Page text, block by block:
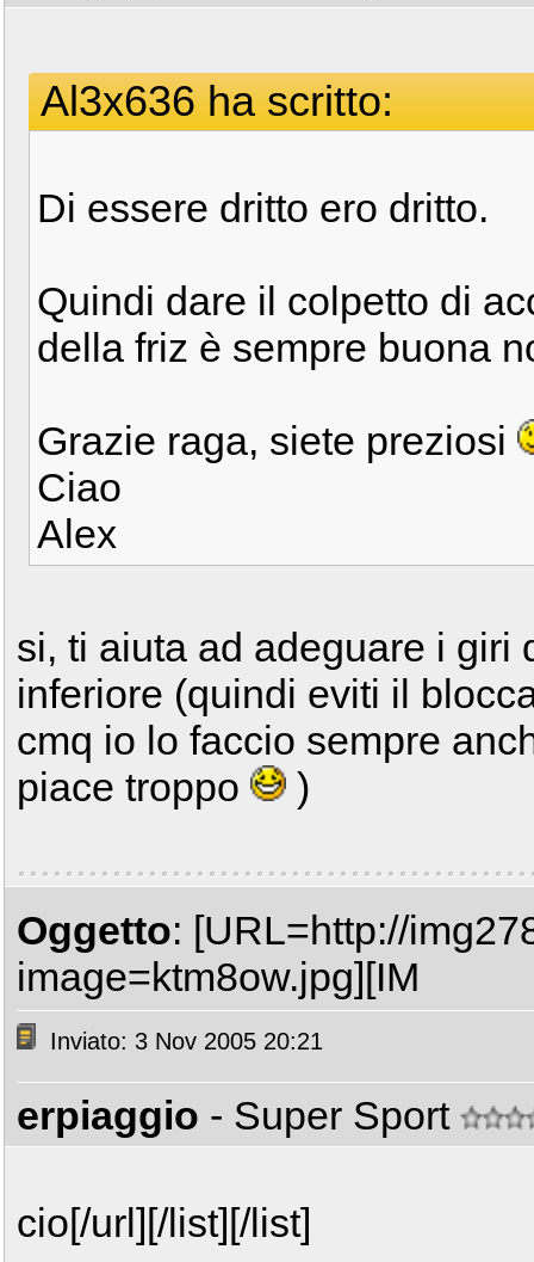
Al3x636 ha scritto:
Di essere dritto ero dritto.
Quindi dare il colpetto di
della friz è sempre buona
Grazie raga, siete preziosi
Ciao
Alex
si, ti aiuta ad adeguare i giri
inferiore (quindi eviti il
cmq io lo faccio sempre
piace troppo
)
Oggetto: [URL=http://
image=ktm8ow.jpg][IM
Inviato: 3 Nov 2005 20:21
erpiaggio - Super Sport
cio[/url][/list][/list]